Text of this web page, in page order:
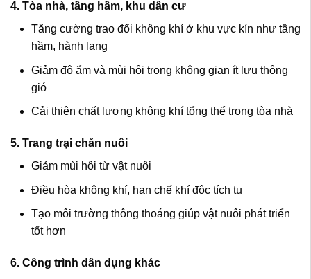
4. Tòa nhà, tầng hầm, khu dân cư
Tăng cường trao đổi không khí ở khu vực kín như tầng
hầm, hành lang
Giảm độ ẩm và mùi hôi trong không gian ít lưu thông
gió
Cải thiện chất lượng không khí tổng thể trong tòa nhà
5. Trang trại chăn nuôi
Giảm mùi hôi từ vật nuôi
Điều hòa không khí, hạn chế khí độc tích tụ
Tạo môi trường thông thoáng giúp vật nuôi phát triển
tốt hơn
6. Công trình dân dụng khác